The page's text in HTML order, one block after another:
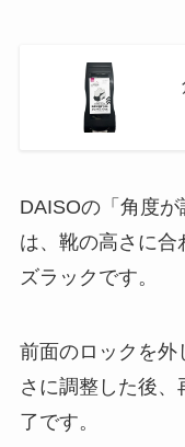
DAISOの「角度が
は、靴の高さに合
ズラックです。
前面のロックを外
さに調整した後
了です。